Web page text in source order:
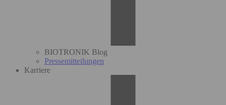
BIOTRONIK Blog
Pressemitteilungen
Karriere